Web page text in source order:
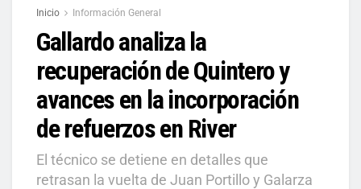
Inicio Información General
Gallardo analiza la
recuperación de Quintero y
avances en la incorporación
de refuerzos en River
El técnico se detiene en detalles que
retrasan la vuelta de Juan Portillo y Galarza